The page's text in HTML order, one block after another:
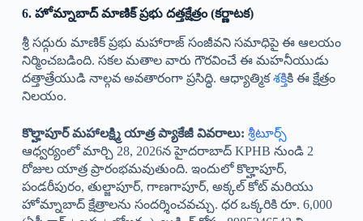
6. హోమ్నాబాద్ మాణిక్ ప్రభు దత్తక్షేత్రం (కర్ణాటక)
శ్రీ సద్గురు మాణిక్ ప్రభు మహారాజ్ సంజీవని సమాధిపై ఈ ఆలయం
నిర్మించబడింది. సకల మతాల వారు గౌరవించే ఈ మహనీయుడు
దత్తాత్రేయుడి నాల్గవ అవతారంగా ప్రసిద్ధి. ఆధ్యాత్మికశక్తికి ఈ క్షేత్రం
నిలయం.
కొల్హాపూర్ మహాలక్ష్మి యాత్ర ప్యాకేజీ వివరాలు: శ్రీటూర్స్
ఆధ్వర్యంలో మార్చి 28, 2026న హైదరాబాద్ KPHB నుండి 2
రోజుల యాత్ర ప్రారంభమవుతుంది. ఇందులో కొల్హాపూర్,
పండరీపురం, తుల్జాపూర్, గాణగాపూర్, అక్కల్ కోట్ మరియు
హోమ్నాబాద్ క్షేత్రాలను సందర్శించవచ్చు. ధర ఒక్కరికి రూ. 6,000